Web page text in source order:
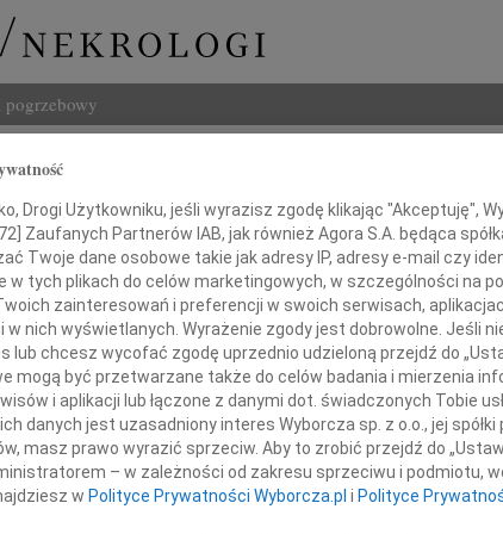
pogrzebowy
Zienkowski
dniu 5 października 2009 roku
Drogi Użytkowniku, jeśli wyrazisz zgodę klikając "Akceptuję",
] Zaufanych Partnerów IAB, jak również Agora S.A. będąca
Twoje dane osobowe takie jak adresy IP, adresy e-mail czy
w tych plikach do celów marketingowych, w szczególności na
zainteresowań i preferencji w swoich serwisach,
nich wyświetlanych. Wyrażenie zgody jest dobrowolne. Jeśli
lub chcesz wycofać zgodę uprzednio udzieloną przejdź do
mogą być przetwarzane także do celów badania i mierzenia
i aplikacji lub łączone z danymi dot. świadczonych Tobie
danych jest uzasadniony interes Wyborcza sp. z o.o., jej spółki
masz prawo wyrazić sprzeciw. Aby to zrobić przejdź do
– w zależności od zakresu sprzeciwu i podmiotu,
w Polityce Prywatności Wyborcza.pl i Polityce